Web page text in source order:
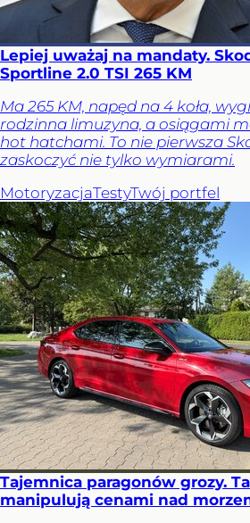
Lepiej uważaj na mandaty.
Sportline 2.0 TSI 265 KM
Ma 265 KM, napęd na 4 koła,
rodzinna limuzyna, a osiągami
hot hatchami. To nie pierwsza
zaskoczyć nie tylko wymiarami.
MotoryzacjaTestyTwój portfel
Tajemnica paragonów grozy.
manipulują cenami nad